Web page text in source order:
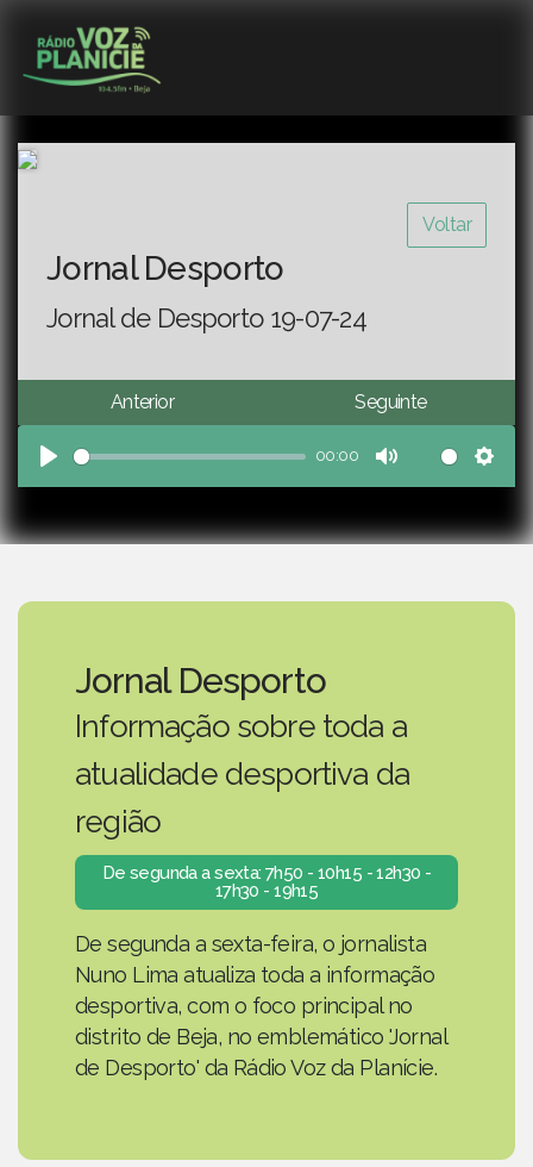
Voltar
Jornal Desporto
Jornal de Desporto 19-07-24
Anterior Seguinte
Play
00:00
Mute
Jornal Desporto
Informação sobre toda a
atualidade desportiva da
região
De segunda a sexta: 7h50 - 10h15 - 12h30 -
17h30 - 19h15
De segunda a sexta-feira, o jornalista
Nuno Lima atualiza toda a informação
desportiva, com o foco principal no
distrito de Beja, no emblemático 'Jornal
de Desporto' da Rádio Voz da Planície.